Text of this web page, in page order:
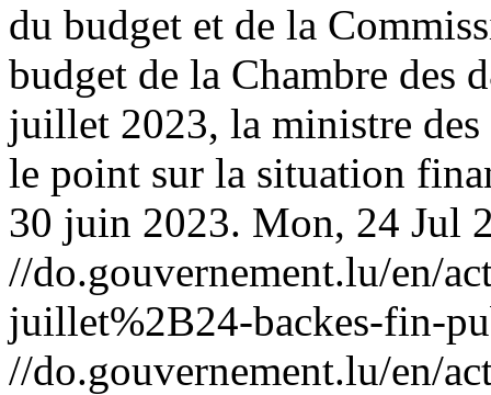
du budget et de la
budget de la Chambre des
juillet 2023, la ministre
le point sur la situation
30 juin 2023. Mon, 24 Jul
//do.gouvernement.lu/en/
juillet%2B24-backes-fin-
//do.gouvernement.lu/en/